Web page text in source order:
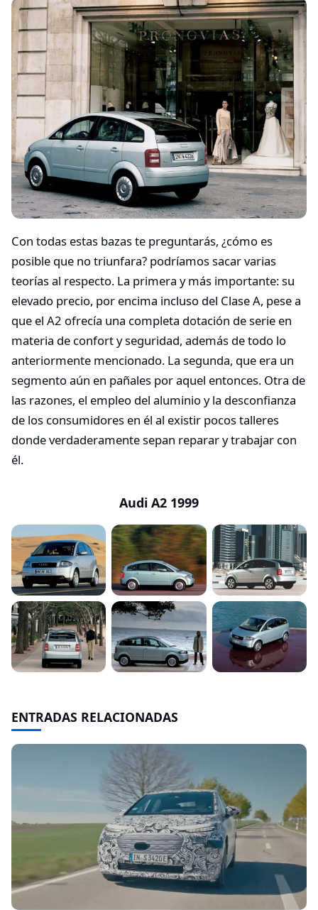
Con todas estas bazas te preguntarás, ¿cómo es
posible que no triunfara? podríamos sacar varias
teorías al respecto. La primera y más importante: su
elevado precio, por encima incluso del Clase A, pese a
que el A2 ofrecía una completa dotación de serie en
materia de confort y seguridad, además de todo lo
anteriormente mencionado. La segunda, que era un
segmento aún en pañales por aquel entonces. Otra de
las razones, el empleo del aluminio y la desconfianza
de los consumidores en él al existir pocos talleres
donde verdaderamente sepan reparar y trabajar con
él.
Audi A2 1999
ENTRADAS RELACIONADAS